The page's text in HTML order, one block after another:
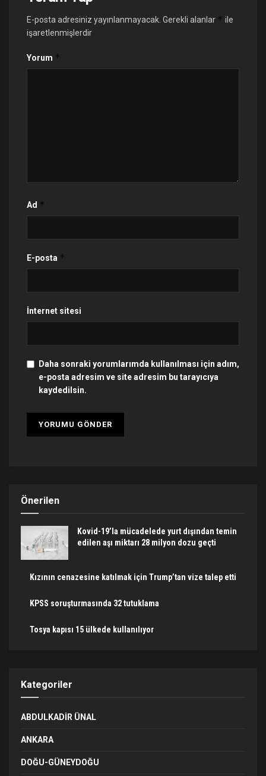
E-posta adresiniz yayınlanmayacak. Gerekli alanlar * ile
işaretlenmişlerdir
Yorum *
Ad *
E-posta *
İnternet sitesi
Daha sonraki yorumlarımda kullanılması için adım,
e-posta adresim ve site adresim bu tarayıcıya
kaydedilsin.
Önerilen
Kovid-19’la mücadelede yurt dışından temin
edilen aşı miktarı 28 milyon dozu geçti
Kızının cenazesine katılmak için Trump’tan vize talep etti
KPSS soruşturmasında 32 tutuklama
Tosya kapısı 15 ülkede kullanılıyor
Kategoriler
ABDULKADIR ÜNAL
ANKARA
DOĞU-GÜNEYDOĞU